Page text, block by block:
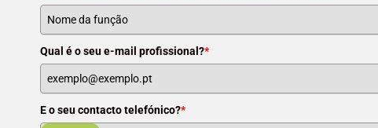
Qual é o seu e-mail profissional?*
E o seu contacto telefónico?*